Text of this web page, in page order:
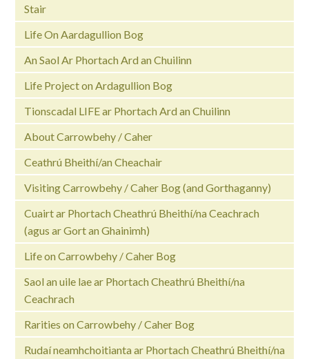
Stair
Life On Aardagullion Bog
An Saol Ar Phortach Ard an Chuilinn
Life Project on Ardagullion Bog
Tionscadal LIFE ar Phortach Ard an Chuilinn
About Carrowbehy / Caher
Ceathrú Bheithí/an Cheachair
Visiting Carrowbehy / Caher Bog (and Gorthaganny)
Cuairt ar Phortach Cheathrú Bheithí/na Ceachrach
(agus ar Gort an Ghainimh)
Life on Carrowbehy / Caher Bog
Saol an uile lae ar Phortach Cheathrú Bheithí/na
Ceachrach
Rarities on Carrowbehy / Caher Bog
Rudaí neamhchoitianta ar Phortach Cheathrú Bheithí/na